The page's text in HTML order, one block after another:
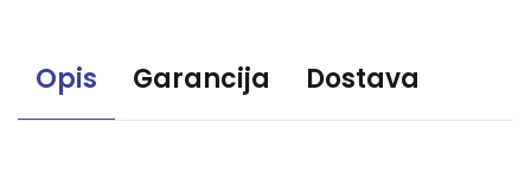
Opis Garancija Dostava